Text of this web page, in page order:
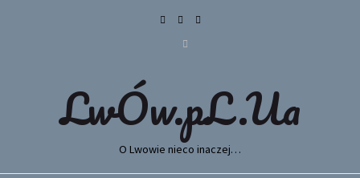
LwÓw.pL.Ua
O Lwowie nieco inaczej…